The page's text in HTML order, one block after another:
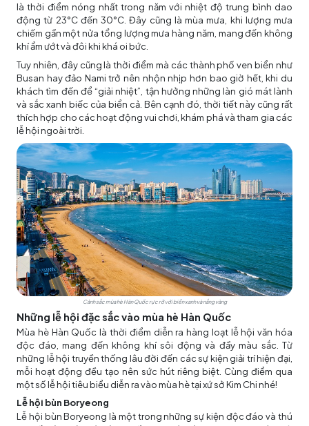
là thời điểm nóng nhất trong năm với nhiệt độ trung bình dao
động từ 23°C đến 30°C. Đây cũng là mùa mưa, khi lượng mưa
chiếm gần một nửa tổng lượng mưa hàng năm, mang đến không
khí ẩm ướt và đôi khi khá oi bức.
Tuy nhiên, đây cũng là thời điểm mà các thành phố ven biển như
Busan hay đảo Nami trở nên nhộn nhịp hơn bao giờ hết, khi du
khách tìm đến để “giải nhiệt”, tận hưởng những làn gió mát lành
và sắc xanh biếc của biển cả. Bên cạnh đó, thời tiết này cũng rất
thích hợp cho các hoạt động vui chơi, khám phá và tham gia các
lễ hội ngoài trời.
Cảnh sắc mùa hè Hàn Quốc rực rỡ với biển xanh và nắng vàng
Những lễ hội đặc sắc vào mùa hè Hàn Quốc
Mùa hè Hàn Quốc là thời điểm diễn ra hàng loạt lễ hội văn hóa
độc đáo, mang đến không khí sôi động và đầy màu sắc. Từ
những lễ hội truyền thống lâu đời đến các sự kiện giải trí hiện đại,
mỗi hoạt động đều tạo nên sức hút riêng biệt. Cùng điểm qua
một số lễ hội tiêu biểu diễn ra vào mùa hè tại xứ sở Kim Chi nhé!
Lễ hội bùn Boryeong
Lễ hội bùn Boryeong là một trong những sự kiện độc đáo và thú